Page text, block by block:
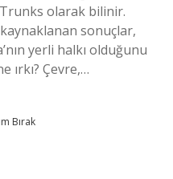
olarak bilinir.
sonuçlar,
yerli halkı olduğunu
ırkı? Çevre,…
Bırak